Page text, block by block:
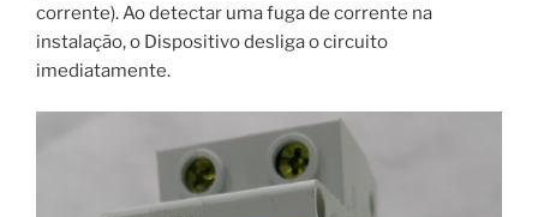
corrente). Ao detectar uma fuga de corrente na
instalação, o Dispositivo desliga o circuito
imediatamente.